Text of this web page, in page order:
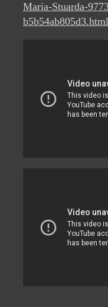
Maria-Stuarda-
b5b54ab805d3.html